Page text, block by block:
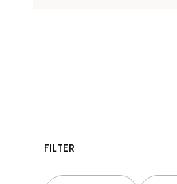
FILTER